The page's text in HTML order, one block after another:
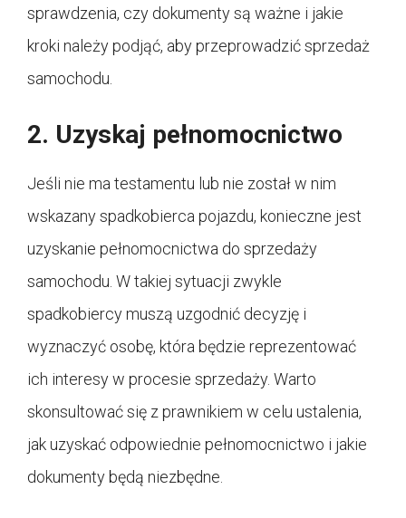
sprawdzenia, czy dokumenty są ważne i jakie
kroki należy podjąć, aby przeprowadzić sprzedaż
samochodu.
2. Uzyskaj pełnomocnictwo
Jeśli nie ma testamentu lub nie został w nim
wskazany spadkobierca pojazdu, konieczne jest
uzyskanie pełnomocnictwa do sprzedaży
samochodu. W takiej sytuacji zwykle
spadkobiercy muszą uzgodnić decyzję i
wyznaczyć osobę, która będzie reprezentować
ich interesy w procesie sprzedaży. Warto
skonsultować się z prawnikiem w celu ustalenia,
jak uzyskać odpowiednie pełnomocnictwo i jakie
dokumenty będą niezbędne.